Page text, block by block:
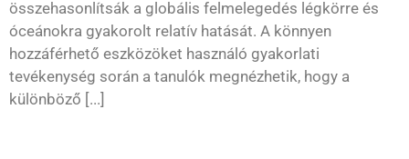
összehasonlítsák a globális felmelegedés légkörre és
óceánokra gyakorolt relatív hatását. A könnyen
hozzáférhető eszközöket használó gyakorlati
tevékenység során a tanulók megnézhetik, hogy a
különböző [...]